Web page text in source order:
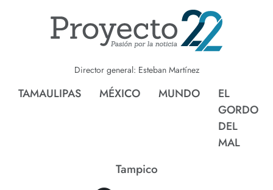
Director general: Esteban Martínez
TAMAULIPAS MÉXICO MUNDO
EL
GORDO
DEL
MAL
Tampico